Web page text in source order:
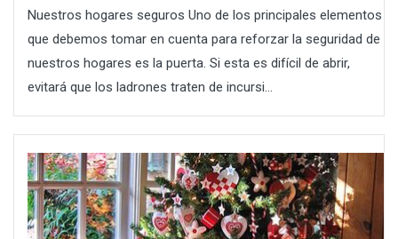
Nuestros hogares seguros Uno de los principales elementos
que debemos tomar en cuenta para reforzar la seguridad de
nuestros hogares es la puerta. Si esta es difícil de abrir,
evitará que los ladrones traten de incursi...